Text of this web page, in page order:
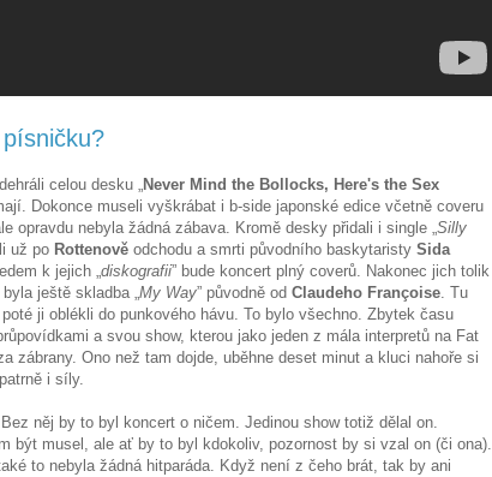
celou desku „Never Mind the Bollocks, Here's the Sex
Dokonce museli vyškrábat i b-side japonské edice včetně coveru
opravdu nebyla žádná zábava. Kromě desky přidali i single „Silly
už po Rottenově odchodu a smrti původního baskytaristy Sida
k jejich „diskografii” bude koncert plný coverů. Nakonec jich tolik
byla ještě skladba „My Way” původně od Claudeho Françoise. Tu
ji oblékli do punkového hávu. To bylo všechno. Zbytek času
a svou show, kterou jako jeden z mála interpretů na Fat
zábrany. Ono než tam dojde, uběhne deset minut a kluci nahoře si
i síly.
něj by to byl koncert o ničem. Jedinou show totiž dělal on.
být musel, ale ať by to byl kdokoliv, pozornost by si vzal on (či ona).
to nebyla žádná hitparáda. Když není z čeho brát, tak by ani